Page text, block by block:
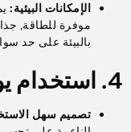
الإمكانات البيئية:
موفرة للطاقة,
بالبيئة على حد
4. استخدام يومي مريح وعملي
تصميم سهل